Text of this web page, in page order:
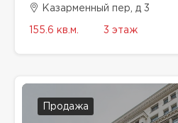
Казарменный пер, д 3
155.6 кв.м. 3 этаж
Продажа